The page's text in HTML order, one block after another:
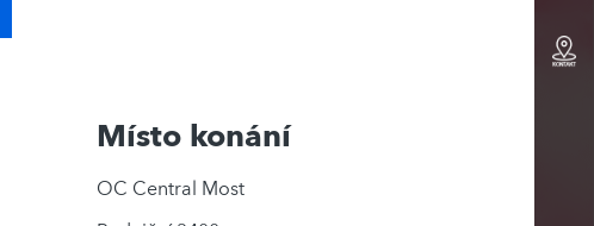
Místo konání
OC Central Most